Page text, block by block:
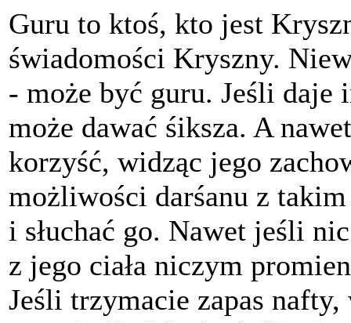
Guru to ktoś, kto jest
świadomości Kryszny.
- może być guru. Jeśli
może dawać śiksza. A
korzyść, widząc jego
możliwości darśanu z
i słuchać go. Nawet jeśli
z jego ciała niczym
Jeśli trzymacie zapas nafty,